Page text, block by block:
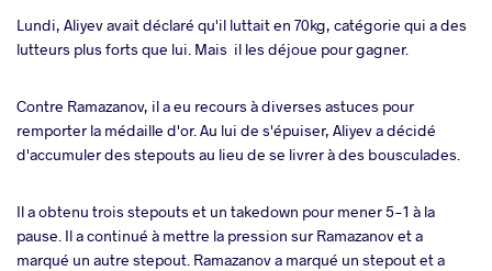
Lundi, Aliyev avait déclaré qu'il luttait en 70kg, catégorie qui a des
lutteurs plus forts que lui. Mais il les déjoue pour gagner.
Contre Ramazanov, il a eu recours à diverses astuces pour
remporter la médaille d'or. Au lui de s'épuiser, Aliyev a décidé
d'accumuler des stepouts au lieu de se livrer à des bousculades.
Il a obtenu trois stepouts et un takedown pour mener 5-1 à la
pause. Il a continué à mettre la pression sur Ramazanov et a
marqué un autre stepout. Ramazanov a marqué un stepout et a